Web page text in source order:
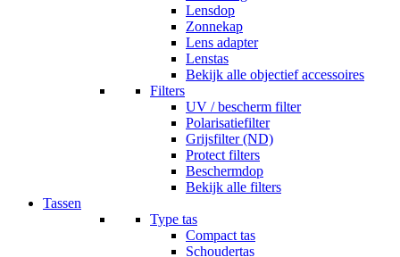
Lensdop
Zonnekap
Lens adapter
Lenstas
Bekijk alle objectief accessoires
Filters
UV / bescherm filter
Polarisatiefilter
Grijsfilter (ND)
Protect filters
Beschermdop
Bekijk alle filters
Tassen
Type tas
Compact tas
Schoudertas